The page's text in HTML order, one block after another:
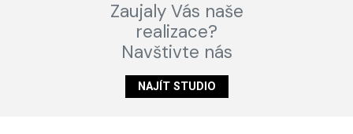
Zaujaly Vás naše
realizace?
Navštivte nás
NAJÍT STUDIO